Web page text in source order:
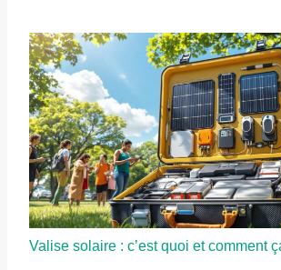
Valise solaire : c’est quoi et comment